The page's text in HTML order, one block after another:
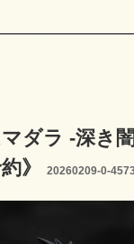
ダラ -深き
》
20260209-0-